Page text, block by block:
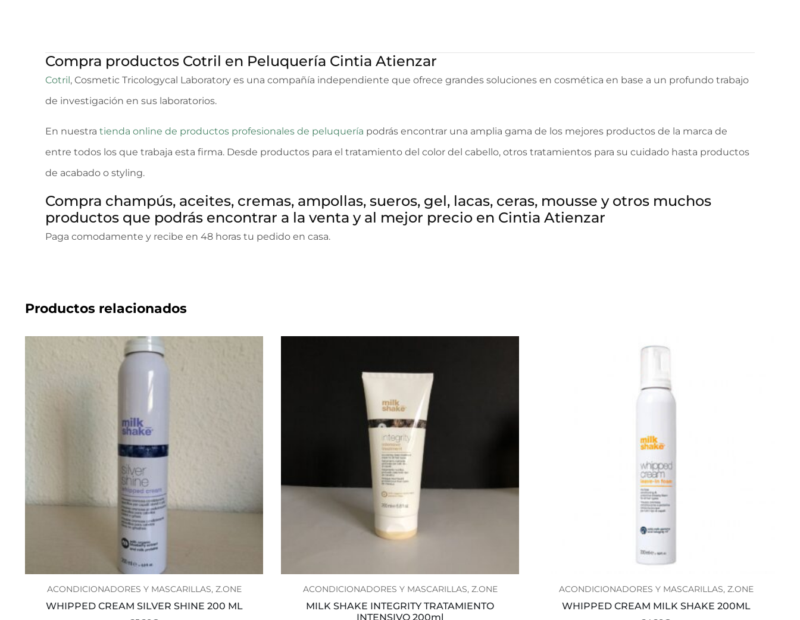
Compra productos Cotril en Peluquería Cintia Atienzar
Cotril, Cosmetic Tricologycal Laboratory es una compañía independiente que ofrece grandes soluciones en cosmética en base a un profundo trabajo
de investigación en sus laboratorios.
En nuestra tienda online de productos profesionales de peluquería podrás encontrar una amplia gama de los mejores productos de la marca de
entre todos los que trabaja esta firma. Desde productos para el tratamiento del color del cabello, otros tratamientos para su cuidado hasta productos
de acabado o styling.
Compra champús, aceites, cremas, ampollas, sueros, gel, lacas, ceras, mousse y otros muchos
productos que podrás encontrar a la venta y al mejor precio en Cintia Atienzar
Paga comodamente y recibe en 48 horas tu pedido en casa.
Productos relacionados
ACONDICIONADORES Y MASCARILLAS, Z.ONE
WHIPPED CREAM SILVER SHINE 200 ML
ACONDICIONADORES Y MASCARILLAS, Z.ONE
MILK SHAKE INTEGRITY TRATAMIENTO
INTENSIVO 200ml
ACONDICIONADORES Y MASCARILLAS, Z.ONE
WHIPPED CREAM MILK SHAKE 200ML